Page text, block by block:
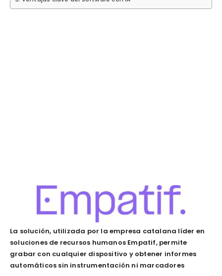
La solución, utilizada por la empresa catalana líder en
soluciones de recursos humanos Empatif, permite
grabar con cualquier dispositivo y obtener informes
automáticos sin instrumentación ni marcadores